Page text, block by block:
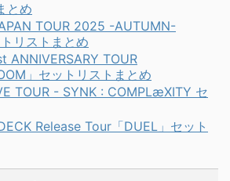
とめ
TOUR 2025 -AUTUMN-
リストまとめ
ANNIVERSARY TOUR
」セットリストまとめ
TOUR - SYNK : COMPLæXITY セ
Release Tour「DUEL」セット